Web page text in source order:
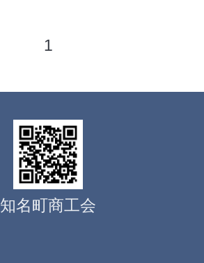
1
知名町商工会